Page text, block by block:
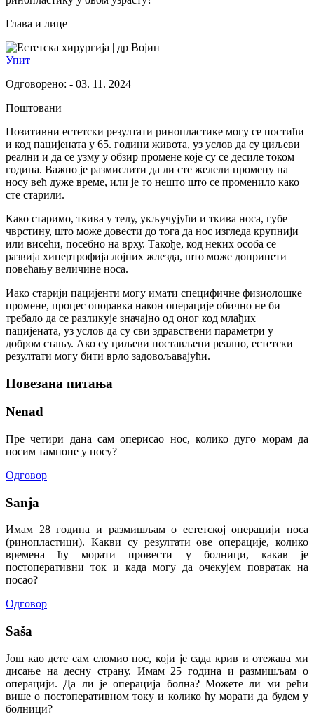
Глава и лице
др Војин
Упит
Одговорено: - 03. 11. 2024
Поштовани
Позитивни естетски резултати ринопластике могу се постићи
и код пацијената у 65. години живота, уз услов да су циљеви
реални и да се узму у обзир промене које су се десиле током
година. Важно је размислити да ли сте желели промену на
носу већ дуже време, или је то нешто што се променило како
сте старили.
Како старимо, ткива у телу, укључујући и ткива носа, губе
чврстину, што може довести до тога да нос изгледа крупнији
или висећи, посебно на врху. Такође, код неких особа се
развија хипертрофија лојних жлезда, што може допринети
повећању величине носа.
Иако старији пацијенти могу имати специфичне физиолошке
промене, процес опоравка након операције обично не би
требало да се разликује значајно од оног код млађих
пацијената, уз услов да су сви здравствени параметри у
добром стању. Ако су циљеви постављени реално, естетски
резултати могу бити врло задовољавајући.
Повезана питања
Nenad
Пре четири дана сам оперисао нос, колико дуго морам да
носим тампоне у носу?
Одговор
Sanja
Имам 28 година и размишљам о естетској операцији носа
(ринопластици). Какви су резултати ове операције, колико
времена ћу морати провести у болници, какав је
постоперативни ток и када могу да очекујем повратак на
посао?
Одговор
Saša
Још као дете сам сломио нос, који је сада крив и отежава ми
дисање на десну страну. Имам 25 година и размишљам о
операцији. Да ли је операција болна? Можете ли ми рећи
више о постоперативном току и колико ћу морати да будем у
болници?